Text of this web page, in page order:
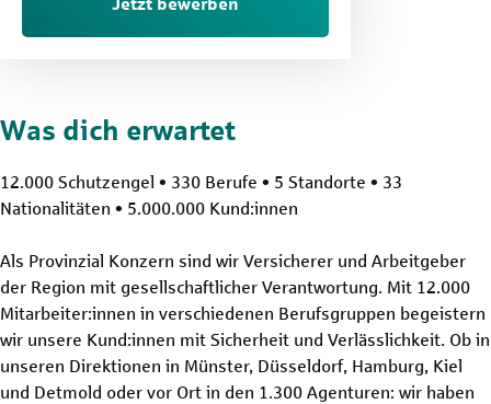
Jetzt bewerben
Was dich erwartet
12.000 Schutzengel • 330 Berufe • 5 Standorte • 33
Nationalitäten • 5.000.000 Kund:innen
Als Provinzial Konzern sind wir Versicherer und Arbeitgeber
der Region mit gesellschaftlicher Verantwortung. Mit 12.000
Mitarbeiter:innen in verschiedenen Berufsgruppen begeistern
wir unsere Kund:innen mit Sicherheit und Verlässlichkeit. Ob in
unseren Direktionen in Münster, Düsseldorf, Hamburg, Kiel
und Detmold oder vor Ort in den 1.300 Agenturen: wir haben